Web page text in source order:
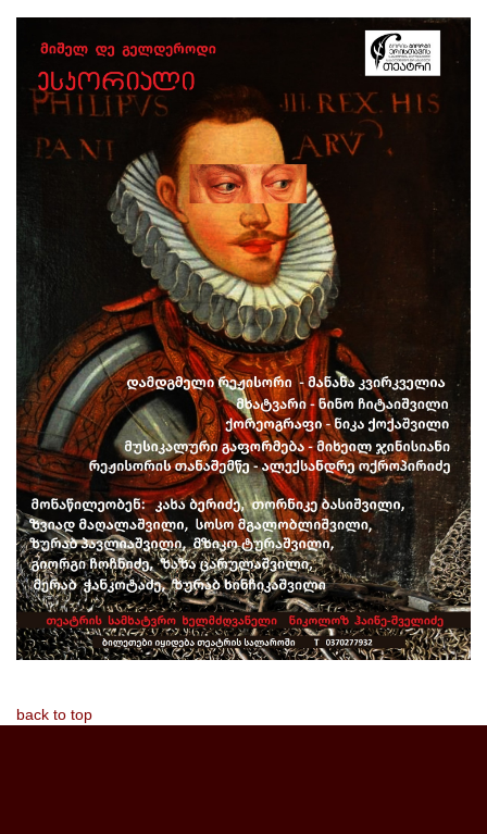
back to top